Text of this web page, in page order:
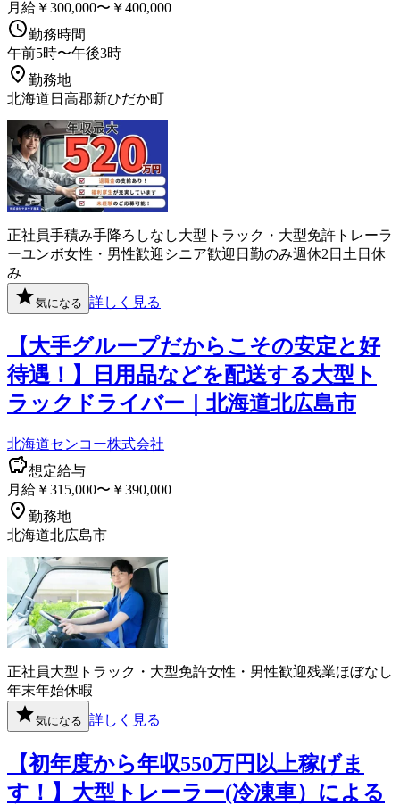
月給￥300,000〜￥400,000
勤務時間
午前5時〜午後3時
勤務地
北海道日高郡新ひだか町
正社員手積み手降ろしなし大型トラック・大型免許 トレーラ
ーユンボ女性・男性歓迎 シニア歓迎 日勤のみ週休2日 土日休
み
気になる 詳しく見る
【大手グループだからこその安定と好
待遇！】日用品などを配送する大型ト
ラックドライバー｜北海道北広島市
北海道センコー株式会社
想定給与
月給￥315,000〜￥390,000
勤務地
北海道北広島市
正社員大型トラック・大型免許女性・男性歓迎残業ほぼなし
年末年始休暇
気になる 詳しく見る
【初年度から年収550万円以上稼げま
す！】大型トレーラー(冷凍車）による